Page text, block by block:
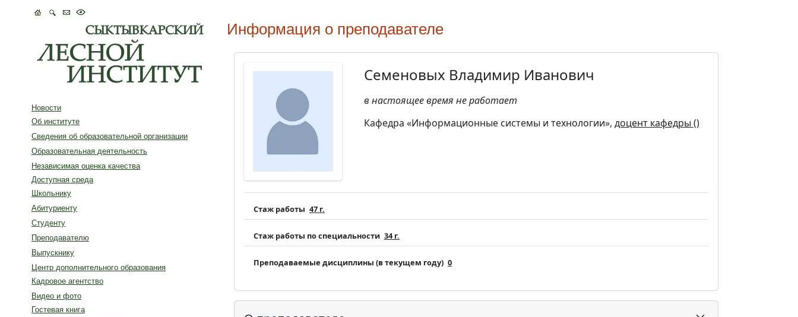
Новости
Об институте
Сведения об образовательной организации
Образовательная деятельность
Независимая оценка качества
Доступная среда
Школьнику
Абитуриенту
Студенту
Преподавателю
Выпускнику
Центр дополнительного образования
Кадровое агентство
Видео и фото
Гостевая книга
Информация о преподавателе
Семеновых Владимир Иванович
в настоящее время не работает
Кафедра «Информационные системы и технологии», доцент кафедры ()
Стаж работы 47 г.
Стаж работы по специальности 34 г.
Преподаваемые дисциплины (в текущем году) 0